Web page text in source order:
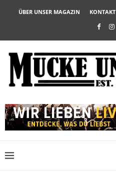
ÜBER UNSER MAGAZIN KONTAKT